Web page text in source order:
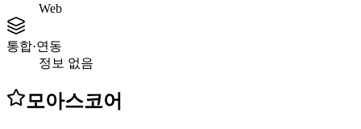
Web
통합·연동
정보 없음
모아스코어